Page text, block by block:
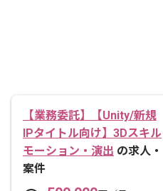
【業務委託】【Unity/新規
IPタイトル向け】3Dスキル
モーション・演出 の求人・
案件